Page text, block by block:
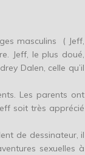
masculins ( Jeff,
Jeff, le plus doué,
Dalen, celle qu’il
Les parents ont
soit très apprécié
de dessinateur, il
sexuelles à